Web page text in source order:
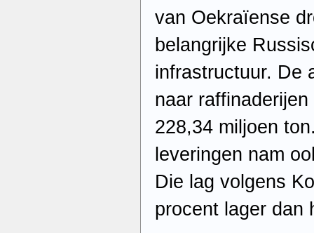
van Oekraïense
belangrijke
infrastructuur. De
naar
228,34 miljoen
leveringen nam
Die lag volgens
procent lager dan